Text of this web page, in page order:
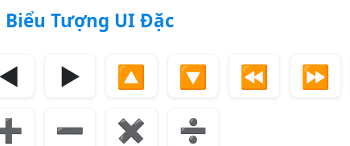
Biểu Tượng UI Đặc
▶️ 🔼 🔽 ⏪ ⏩
➖ ✖️ ➗